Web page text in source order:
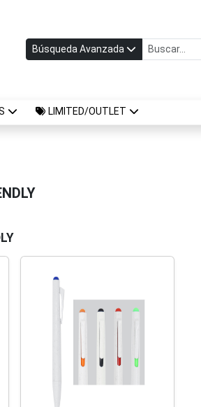
Búsqueda Avanzada
LIMITED/OUTLET